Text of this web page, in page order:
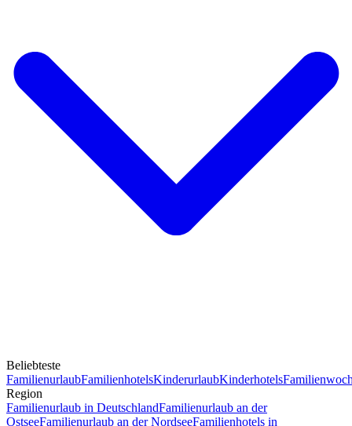
Beliebteste
FamilienurlaubFamilienhotelsKinderurlaubKinderhotels
Region
Familienurlaub in DeutschlandFamilienurlaub an der
OstseeFamilienurlaub an der NordseeFamilienhotels in